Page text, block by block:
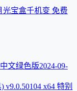
光宝盒千机变 免费
文绿色版2024-09-
v9.0.50104 x64 特别